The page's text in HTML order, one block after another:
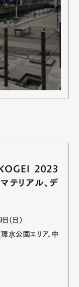
Cars
2023
リアル、デ
（日）
水公園エリア、中